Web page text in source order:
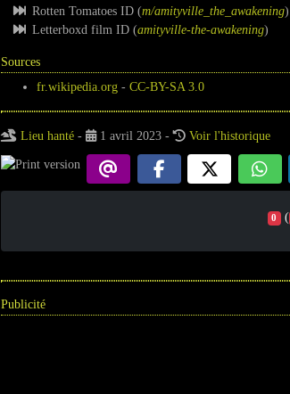
Rotten Tomatoes ID (m/amityville_the_awakening)
Letterboxd film ID (amityville-the-awakening)
Sources
fr.wikipedia.org - CC-BY-SA 3.0
Lieu hanté - 1 avril 2023 - Voir l'historique
0 (
Publicité